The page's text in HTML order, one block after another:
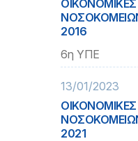
2016
6η ΥΠΕ
13/01/2023
2021